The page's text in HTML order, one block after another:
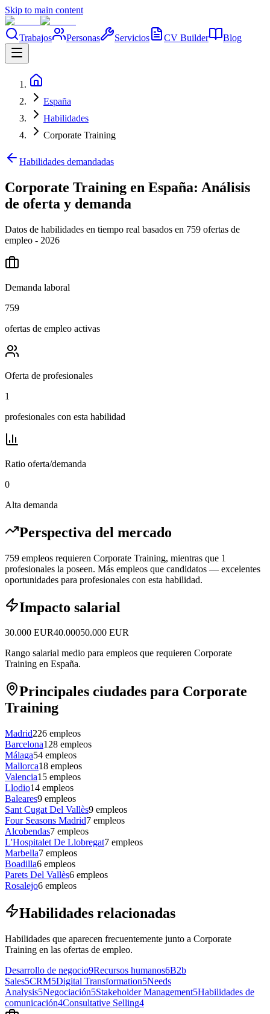
Skip to main content
Trabajos Personas Servicios CV Builder Blog
España
Habilidades
Corporate Training
Habilidades demandadas
Corporate Training en España: Análisis
de oferta y demanda
Datos de habilidades en tiempo real basados en 759 ofertas de
empleo - 2026
Demanda laboral
759
ofertas de empleo activas
Oferta de profesionales
1
profesionales con esta habilidad
Ratio oferta/demanda
0
Alta demanda
Perspectiva del mercado
759 empleos requieren Corporate Training, mientras que 1
profesionales la poseen. Más empleos que candidatos — excelentes
oportunidades para profesionales con esta habilidad.
Impacto salarial
30.000 EUR40.00050.000 EUR
Rango salarial medio para empleos que requieren Corporate
Training en España.
Principales ciudades para Corporate
Training
Madrid226 empleos
Barcelona128 empleos
Málaga54 empleos
Mallorca18 empleos
Valencia15 empleos
Llodio14 empleos
Baleares9 empleos
Sant Cugat Del Vallès9 empleos
Four Seasons Madrid7 empleos
Alcobendas7 empleos
L'Hospitalet De Llobregat7 empleos
Marbella7 empleos
Boadilla6 empleos
Parets Del Vallès6 empleos
Rosalejo6 empleos
Habilidades relacionadas
Habilidades que aparecen frecuentemente junto a Corporate
Training en las ofertas de empleo.
Desarrollo de negocio9Recursos humanos6B2b
Sales5CRM5Digital Transformation5Needs
Analysis5Negociación5Stakeholder Management5Habilidades de
comunicación4Consultative Selling4